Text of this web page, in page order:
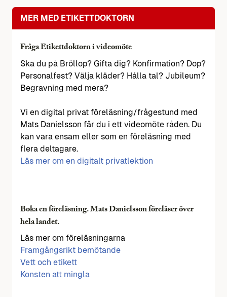
MER MED ETIKETTDOKTORN
Fråga Etikettdoktorn i videomöte
Ska du på Bröllop? Gifta dig? Konfirmation? Dop?
Personalfest? Välja kläder? Hålla tal? Jubileum?
Begravning med mera?
Vi en digital privat föreläsning/frågestund med
Mats Danielsson får du i ett videomöte råden. Du
kan vara ensam eller som en föreläsning med
flera deltagare.
Läs mer om en digitalt privatlektion
Boka en föreläsning. Mats Danielsson föreläser över
hela landet.
Läs mer om föreläsningarna
Framgångsrikt bemötande
Vett och etikett
Konsten att mingla